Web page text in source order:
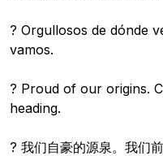
? Orgullosos de dónde
vamos.
? Proud of our origins.
heading.
? 我们自豪的源泉。我们前